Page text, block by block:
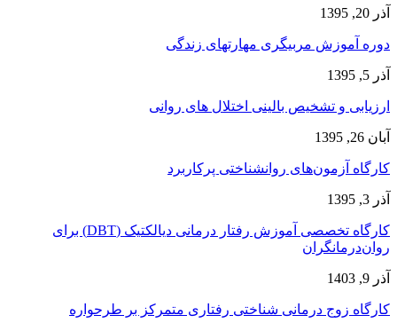
آذر 20, 1395
دوره آموزش مربیگری مهارتهای زندگی
آذر 5, 1395
ارزیابی و تشخیص بالینی اختلال های روانی
آبان 26, 1395
کارگاه آزمون‌های روانشناختی پرکاربرد
آذر 3, 1395
کارگاه تخصصی آموزش رفتار درمانی دیالکتیک (DBT) برای
روان‌درمانگران
آذر 9, 1403
کارگاه زوج‌ درمانی شناختی رفتاری متمرکز بر طرحواره